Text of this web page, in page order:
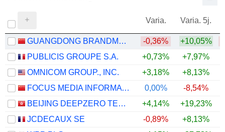
Varia. Varia. 5j.
GUANGDONG BRANDMAX MARKETING CO.,LTD. -0,36% +10,05%
PUBLICIS GROUPE S.A.
+0,73% +7,97%
OMNICOM GROUP., INC.
+3,18% +8,13%
FOCUS MEDIA INFORMATION TECHNOLOGY CO., LTD.
0,00% -8,54%
BEIJING DEEPZERO TECHNOLOGY CO., LTD.
+4,14%
+19,23%
JCDECAUX SE
-0,89% +8,13%